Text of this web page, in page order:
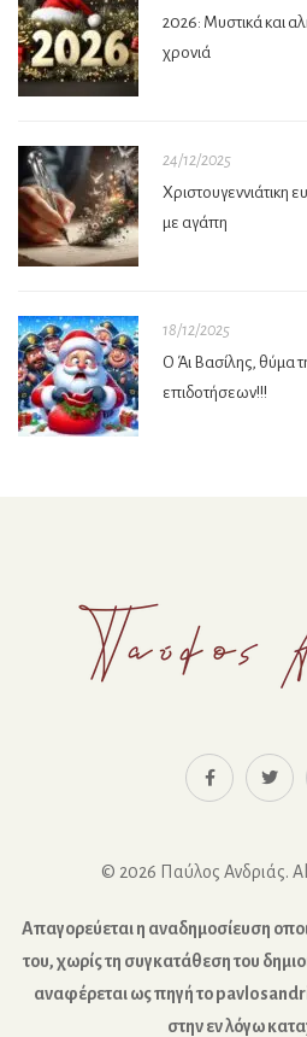
2026: Μυστικά και
χρονιά
24/12/2025
Χριστουγεννιάτικη
με αγάπη
18/12/2025
Ο Άι Βασίλης, θύμα
επιδοτήσεων!!!
© 2026 Παύλος Ανδριάς.
Απαγορεύεται η αναδημοσίευση
του, χωρίς τη συγκατάθεση του
αναφέρεται ως πηγή το
στην εν λόγω